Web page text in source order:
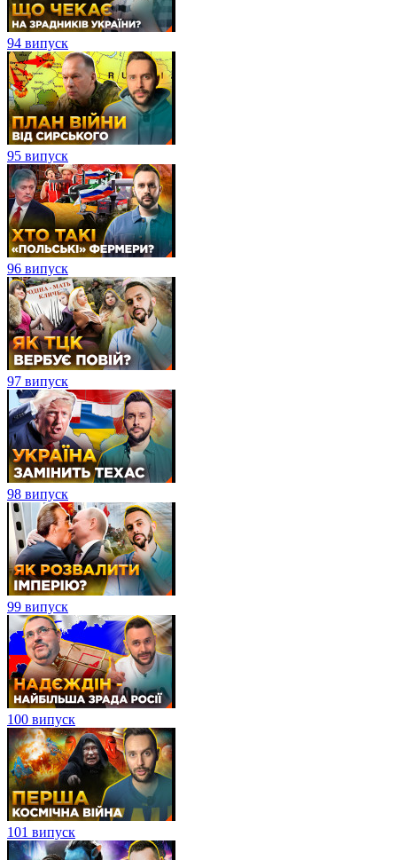
94 випуск
95 випуск
96 випуск
97 випуск
98 випуск
99 випуск
100 випуск
101 випуск